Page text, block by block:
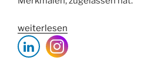
„Zulassung
des
S1P
weiterlesen